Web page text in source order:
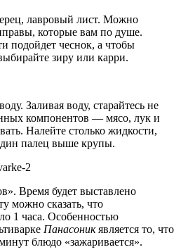
лавровый лист. Можно
которые вам по душе.
подойдет чеснок, а чтобы
зиру или карри.
Заливая воду, старайтесь не
компонентов — мясо, лук и
Налейте столько жидкости,
палец выше крупы.
Время будет выставлено
можно сказать, что
1 часа. Особенностью
Панасоникявляется то, что
блюдо «зажаривается».